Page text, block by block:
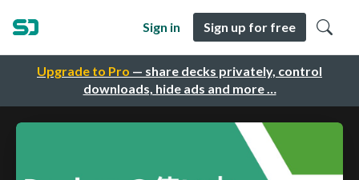
Upgrade to Pro — share decks privately, control
downloads, hide ads and more …
Sign in Sign up for free